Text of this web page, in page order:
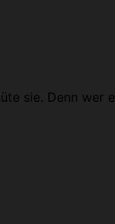
sie. Denn wer